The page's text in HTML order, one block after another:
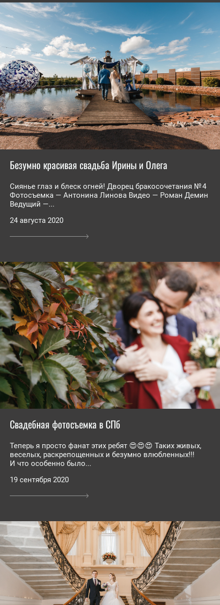
Безумно красивая свадьба Ирины и Олега
Сиянье глаз и блеск огней! Дворец бракосочетания № 4
Фотосъемка — Антонина Линова Видео — Роман Демин
Ведущий —...
24 августа 2020
Свадебная фотосъемка в СПб
Теперь я просто фанат этих ребят 😍😍😍 Таких живых,
веселых, раскрепощенных и безумно влюбленных!!!
И что особенно было...
19 сентября 2020